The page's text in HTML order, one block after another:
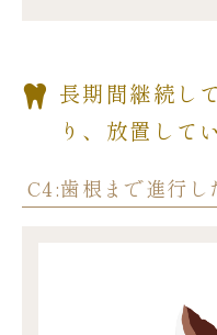
長期間継続し
り、放置して
C4:歯根まで進行し